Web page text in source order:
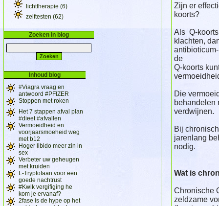
lichttherapie (6)
zelftesten (62)
Zoeken in blog
Inhoud blog
#Viagra vraag en
antwoord #PFIZER
Stoppen met roken
Het 7 stappen afval plan
#dieet #afvallen
Vermoeidheid en
voorjaarsmoeheid weg
met b12
Hoger libido meer zin in
sex
Verbeter uw geheugen
met kruiden
L-Tryptofaan voor een
goede nachtrust
#Kwik vergifiging he
kom je ervanaf?
2fase is de hype op het
Zijn er
koorts?
Als Q-
klachten,
de
Q-koorts
Die
behandelen
verdwijnen.
Bij
jarenlang
nodig.
Wat is
Chronische
zeldzame